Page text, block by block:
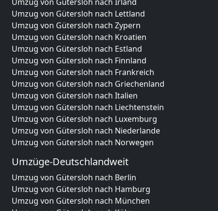
Umzug von Gütersloh nach Lettland
Umzug von Gütersloh nach Zypern
Umzug von Gütersloh nach Kroatien
Umzug von Gütersloh nach Estland
Umzug von Gütersloh nach Finnland
Umzug von Gütersloh nach Frankreich
Umzug von Gütersloh nach Griechenland
Umzug von Gütersloh nach Italien
Umzug von Gütersloh nach Liechtenstein
Umzug von Gütersloh nach Luxemburg
Umzug von Gütersloh nach Niederlande
Umzug von Gütersloh nach Norwegen
Umzüge-Deutschlandweit
Umzug von Gütersloh nach Berlin
Umzug von Gütersloh nach Hamburg
Umzug von Gütersloh nach München